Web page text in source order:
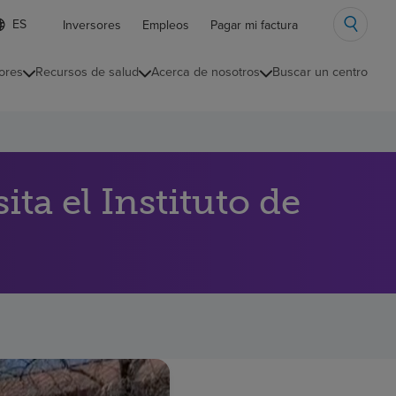
Inversores Empleos Pagar mi factura
Recursos de salud Acerca de nosotros Buscar un centro
el Instituto de